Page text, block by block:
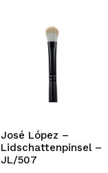
José López –
Lidschattenpinsel –
JL/507